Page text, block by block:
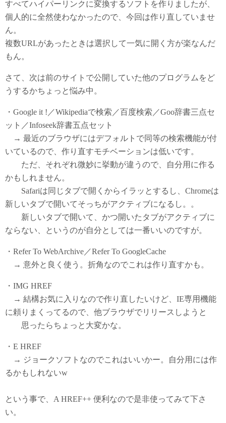
すべてハイパーリンクに変換するソフトを作りましたが、
個人的に全然使わなかったので、今回は作り直していませ
ん。
複数URLがあったときは選択して一気に開く方が楽なんだ
もん。
さて、次は前のサイトで公開していた他のプログラムをど
うするかちょっと悩み中。
・Google it !／Wikipediaで検索／百度検索／Goo辞書三点セ
ット／Infoseek辞書五点セット
→ 最近のブラウザにはデフォルトで同等の検索機能が付
いているので、作り直すモチベーションは低いです。
ただ、それぞれ微妙に挙動が違うので、自分用に作る
かもしれません。
Safariは同じタブで開くからイラッとするし、Chromeは
新しいタブで開いてそっちがアクティブになるし。。
新しいタブで開いて、かつ開いたタブがアクティブに
ならない、というのが自分としては一番いいのですが。
・Refer To WebArchive／Refer To GoogleCache
→ 意外と良く使う。折角なのでこれは作り直すかも。
・IMG HREF
→ 結構お気に入りなので作り直したいけど、IE専用機能
に頼りまくってるので、他ブラウザでリリースしようと
思ったらちょっと大変かな。
・E HREF
→ ジョークソフトなのでこれはいいかー。自分用には作
るかもしれないw
という事で、A HREF++ 便利なので是非使ってみて下さ
い。